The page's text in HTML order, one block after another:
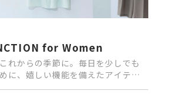
for Women
れからの季節に。毎日を少しでも
に、嬉しい機能を備えたアイテム
ます。…